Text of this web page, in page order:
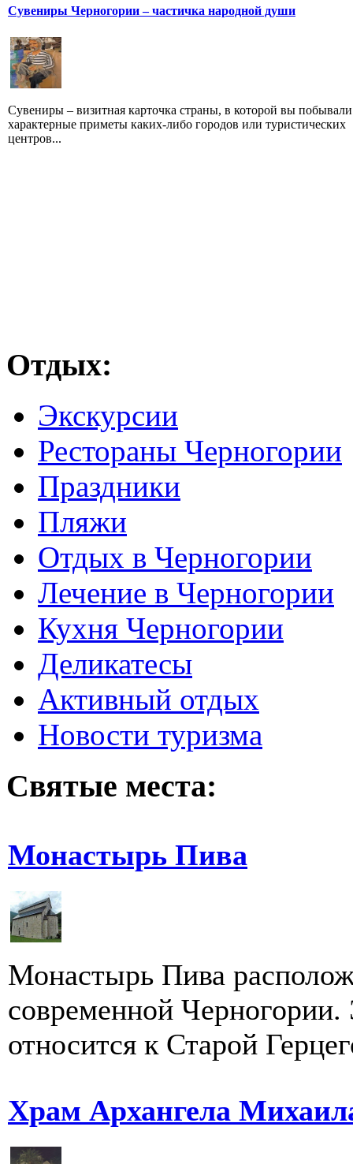
Сувениры Черногории – частичка народной души
Сувениры – визитная карточка страны, в которой вы
характерные приметы каких-либо городов или туристических
центров...
Отдых:
Экскурсии
Рестораны Черногории
Праздники
Пляжи
Отдых в Черногории
Лечение в Черногории
Кухня Черногории
Деликатесы
Активный отдых
Новости туризма
Святые места:
Монастырь Пива
Монастырь Пива
современной Черногории.
относится к Старой
Храм Архангела